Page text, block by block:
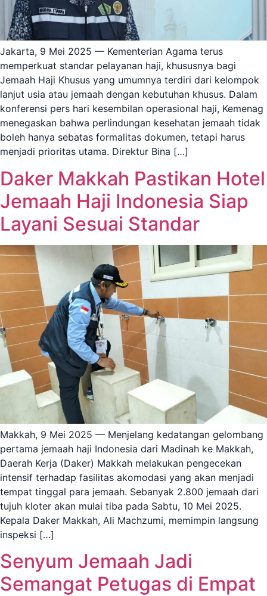
Jakarta, 9 Mei 2025 — Kementerian Agama terus
memperkuat standar pelayanan haji, khususnya bagi
Jemaah Haji Khusus yang umumnya terdiri dari kelompok
lanjut usia atau jemaah dengan kebutuhan khusus. Dalam
konferensi pers hari kesembilan operasional haji, Kemenag
menegaskan bahwa perlindungan kesehatan jemaah tidak
boleh hanya sebatas formalitas dokumen, tetapi harus
menjadi prioritas utama. Direktur Bina […]
Daker Makkah Pastikan Hotel
Jemaah Haji Indonesia Siap
Layani Sesuai Standar
Makkah, 9 Mei 2025 — Menjelang kedatangan gelombang
pertama jemaah haji Indonesia dari Madinah ke Makkah,
Daerah Kerja (Daker) Makkah melakukan pengecekan
intensif terhadap fasilitas akomodasi yang akan menjadi
tempat tinggal para jemaah. Sebanyak 2.800 jemaah dari
tujuh kloter akan mulai tiba pada Sabtu, 10 Mei 2025.
Kepala Daker Makkah, Ali Machzumi, memimpin langsung
inspeksi […]
Senyum Jemaah Jadi
Semangat Petugas di Empat